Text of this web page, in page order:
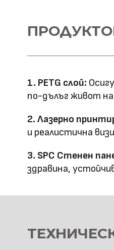
напречно
технология
Оценка за
ефективност
Клас на
Предимства
1. PETG слой:
по-дълъг живот на
2. Лазерно
и реалистична
3. SPC Стенен
здравина,